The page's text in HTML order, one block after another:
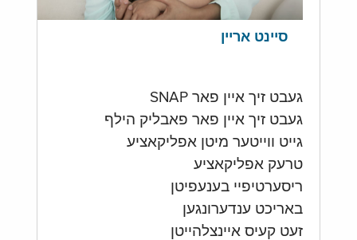
סיינט אריין
געבט זיך איין פאר SNAP
געבט זיך איין פאר פאבליק הילף
גייט ווייטער מיטן אפליקאציע
טרעק אפליקאציע
ריסערטיפיי בענעפיטן
באריכט ענדערונגען
זעט קעיס איינצלהייטן